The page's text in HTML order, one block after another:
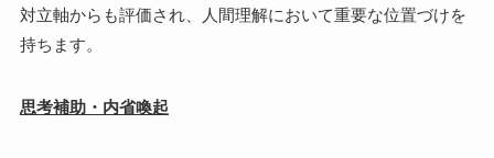
対立軸からも評価され、人間理解において重要な位置づけを
持ちます。
思考補助・内省喚起